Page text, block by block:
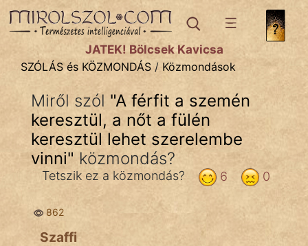
SZÓLÁS ÉS KÖZMONDÁStémák:
Bibliai
Közmondások
Rímelő
Szállóigék
Szóláscsoportok
Szólások
JÁTÉK! Bölcsek Kavicsa
SZÓLÁS és KÖZMONDÁS / Közmondások
Miről szól "A férfit a szemén
keresztül, a nőt a fülén
keresztül lehet szerelembe
vinni" közmondás?
0
6
Tetszik ez a közmondás?
862
Szaffi